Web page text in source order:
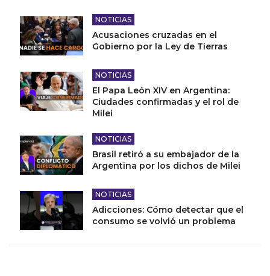
NOTICIAS
Acusaciones cruzadas en el
Gobierno por la Ley de Tierras
NOTICIAS
El Papa León XIV en Argentina:
Ciudades confirmadas y el rol de
Milei
NOTICIAS
Brasil retiró a su embajador de la
Argentina por los dichos de Milei
NOTICIAS
Adicciones: Cómo detectar que el
consumo se volvió un problema